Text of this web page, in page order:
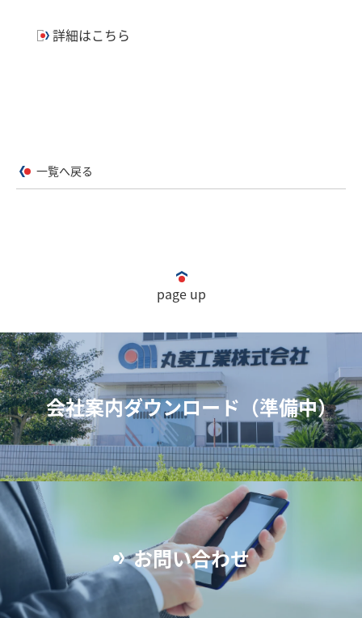
詳細はこちら
一覧へ戻る
page up
会社案内ダウンロード（準備中）
お問い合わせ